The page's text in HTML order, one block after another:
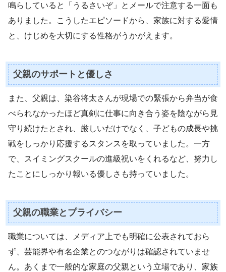
鳴らしていると「うるさいぞ」とメールで注意する一面も
ありました。こうしたエピソードから、家族に対する愛情
と、けじめを大切にする性格がうかがえます。
父親のサポートと優しさ
また、父親は、染谷将太さんが現場での緊張から弁当が食
べられなかったほど真剣に仕事に向き合う姿を陰ながら見
守り続けたとされ、厳しいだけでなく、子どもの成長や挑
戦をしっかり応援するスタンスを取っていました。一方
で、スイミングスクールの進級祝いをくれるなど、努力し
たことにしっかり報いる優しさも持っていました。
父親の職業とプライバシー
職業については、メディア上でも明確に公表されておら
ず、芸能界や有名企業とのつながりは確認されていませ
ん。あくまで一般的な家庭の父親という立場であり、家族